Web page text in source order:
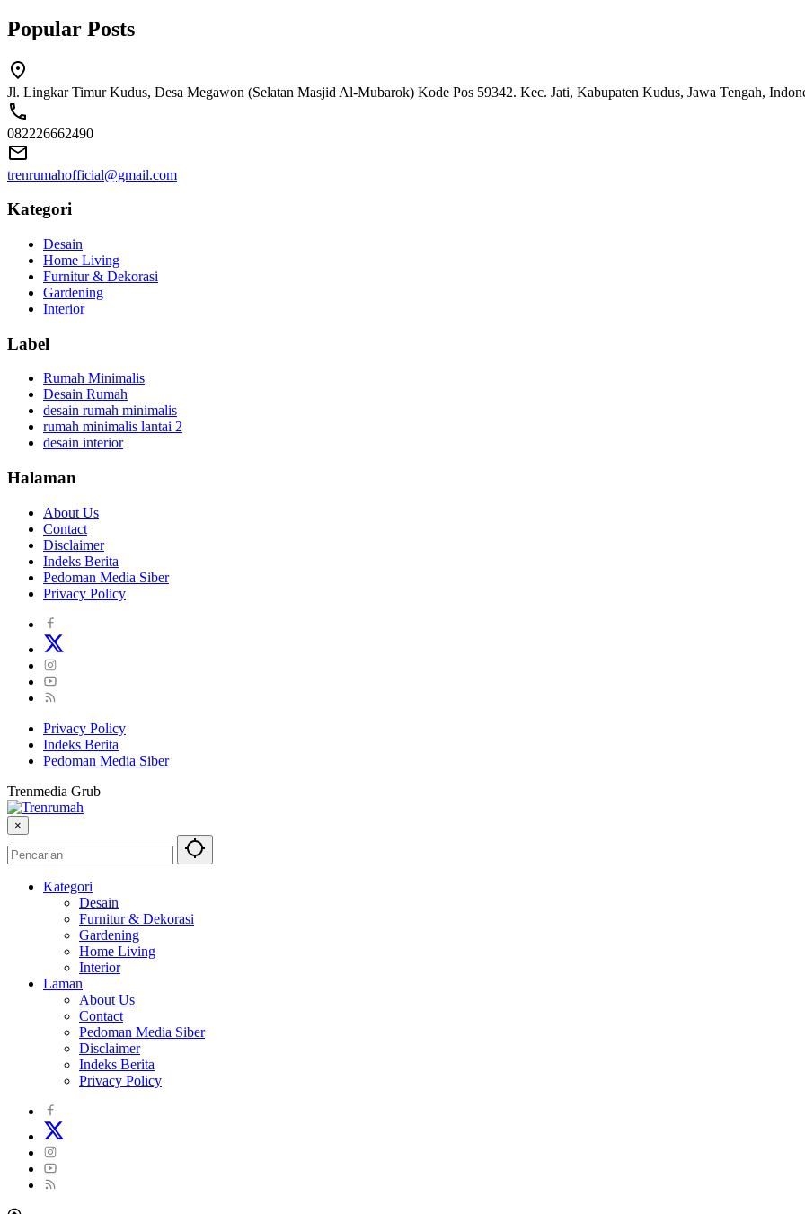
Popular Posts
Jl. Lingkar Timur Kudus, Desa Megawon (Selatan Masjid Al-Mubarok) Kode Pos 59342. Kec. Jati, Kabupaten Kudus, Jawa Tengah,
082226662490
trenrumahofficial@gmail.com
Kategori
Desain
Home Living
Furnitur & Dekorasi
Gardening
Interior
Label
Rumah Minimalis
Desain Rumah
desain rumah minimalis
rumah minimalis lantai 2
desain interior
Halaman
About Us
Contact
Disclaimer
Indeks Berita
Pedoman Media Siber
Privacy Policy
Privacy Policy
Indeks Berita
Pedoman Media Siber
Trenmedia Grub
×
Kategori
Desain
Furnitur & Dekorasi
Gardening
Home Living
Interior
Laman
About Us
Contact
Pedoman Media Siber
Disclaimer
Indeks Berita
Privacy Policy